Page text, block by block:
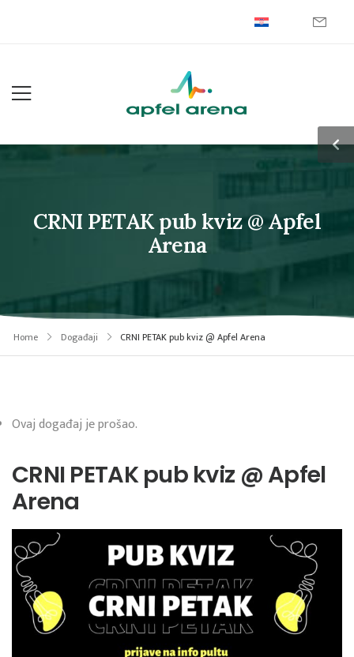
CRNI PETAK pub kviz @ Apfel
Arena
Home Događaji CRNI PETAK pub kviz @ Apfel Arena
Ovaj događaj je prošao.
CRNI PETAK pub kviz @ Apfel
Arena